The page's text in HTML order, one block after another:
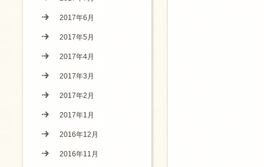
2017年6月
2017年5月
2017年4月
2017年3月
2017年2月
2017年1月
2016年12月
2016年11月